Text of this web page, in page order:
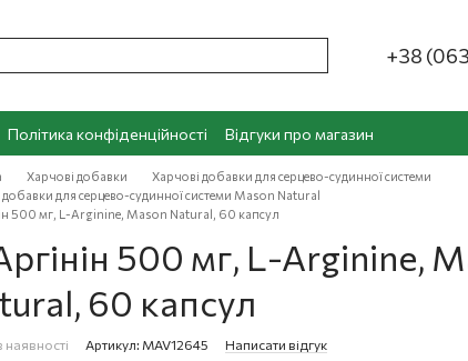
+38
Політика конфіденційності
Відгуки про магазин
Харчові добавки
Харчові добавки для серцево-судинної системи
добавки для серцево-судинної системи Mason Natural
500 мг, L-Arginine, Mason Natural, 60 капсул
500 мг, L-Arginine,
60 капсул
наявності Артикул: MAV12645 Написати відгук